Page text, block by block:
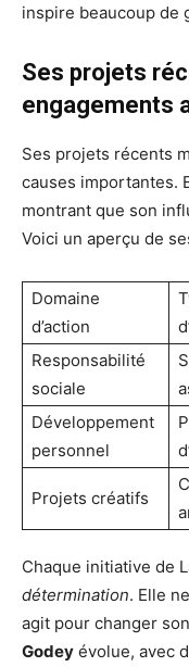
inspire beaucoup de
Ses projets
engagements
Ses projets récents
causes importantes.
montrant que son
Voici un aperçu de
Domaine
d’action
Responsabilité
sociale
Développement
personnel
Projets créatifs
Chaque initiative de
détermination. Elle
agit pour changer
Godey évolue, avec